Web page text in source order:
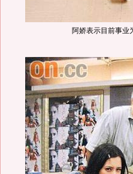
阿娇表示目前事业